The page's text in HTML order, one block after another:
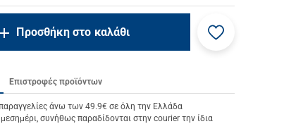
Προσθήκη στο καλάθι
Προσθήκη
Επιστροφές προϊόντων
άνω των 49.9€ σε όλη την Ελλάδα
συνήθως παραδίδονται στην courier την ίδια